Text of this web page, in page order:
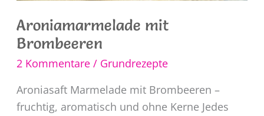
Aroniamarmelade mit
Brombeeren
2 Kommentare / Grundrezepte
Aroniasaft Marmelade mit Brombeeren –
fruchtig, aromatisch und ohne Kerne Jedes